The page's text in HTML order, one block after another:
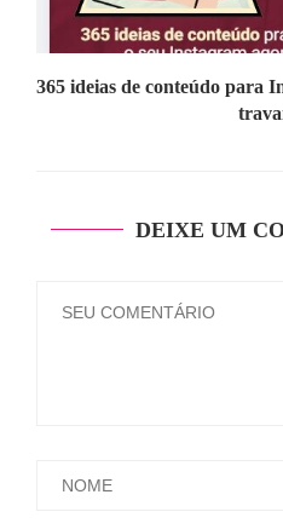
365 ideias de conteúdo para
DEIXE UM